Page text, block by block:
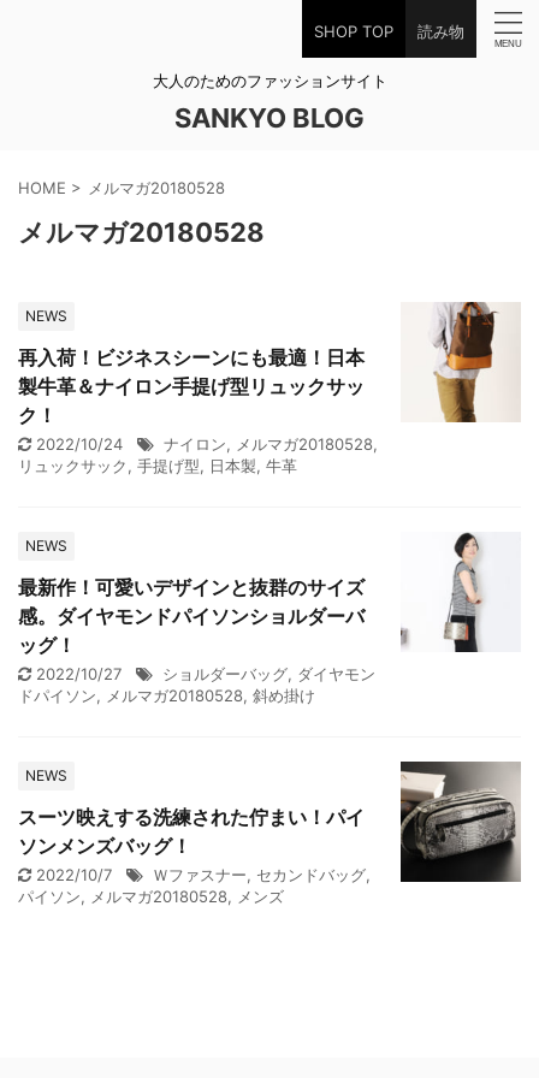
SHOP TOP 読み物
大人のためのファッションサイト
SANKYO BLOG
HOME > メルマガ20180528
メルマガ20180528
NEWS
再入荷！ビジネスシーンにも最適！日本
製牛革＆ナイロン手提げ型リュックサッ
ク！
2022/10/24 ナイロン, メルマガ20180528,
リュックサック, 手提げ型, 日本製, 牛革
NEWS
最新作！可愛いデザインと抜群のサイズ
感。ダイヤモンドパイソンショルダーバ
ッグ！
2022/10/27 ショルダーバッグ, ダイヤモン
ドパイソン, メルマガ20180528, 斜め掛け
NEWS
スーツ映えする洗練された佇まい！パイ
ソンメンズバッグ！
2022/10/7 Ｗファスナー, セカンドバッグ,
パイソン, メルマガ20180528, メンズ